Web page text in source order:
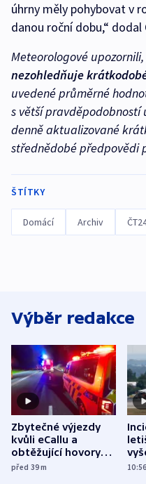
úhrny měly pohybovat v
danou roční dobu,“ dodal
Meteorologové
nezohledňuje
uvedené průměrné
s větší pravděpodobností
denně aktualizované
střednědobé předpovědi
ŠTÍTKY
Domácí Archiv
Výběr redakce
Zbytečné výjezdy
kvůli eCallu a
obtěžující hovory
zdržují záchranáře
před 39m 10:56